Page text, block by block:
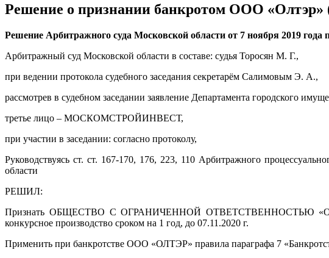
Решение о признании банкротом ООО «Олтэр»
Решение Арбитражного суда Московской области от 7 ноября 2019 года
Арбитражный суд Московской области в составе: судья Торосян М. Г.,
при ведении протокола судебного заседания секретарём Салимовым Э. А.,
рассмотрев в судебном заседании заявление Департамента городского
третье лицо – МОСКОМСТРОЙИНВЕСТ,
при участии в заседании: согласно протоколу,
Руководствуясь ст. ст. 167-170, 176, 223, 110 Арбитражного
области
РЕШИЛ:
Признать ОБЩЕСТВО С ОГРАНИЧЕННОЙ ОТВЕТСТВЕННОСТЬЮ
конкурсное производство сроком на 1 год, до 07.11.2020 г.
Применить при банкротстве ООО «ОЛТЭР» правила параграфа 7